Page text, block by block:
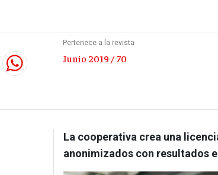
Pertenece a la revista
Junio 2019 / 70
La cooperativa crea una
anonimizados con resultados